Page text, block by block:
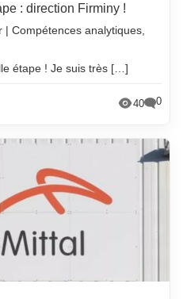
: direction Firminy !
Compétences analytiques,
étape ! Je suis très […]
40 0